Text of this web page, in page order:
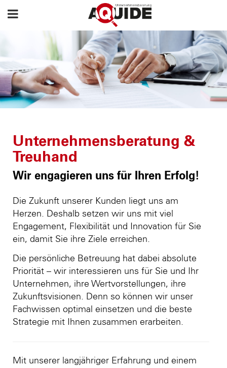
Unternehmensberatung &
Treuhand
Wir engagieren uns für Ihren Erfolg!
Die Zukunft unserer Kunden liegt uns am
Herzen. Deshalb setzen wir uns mit viel
Engagement, Flexibilität und Innovation für Sie
ein, damit Sie ihre Ziele erreichen.
Die persönliche Betreuung hat dabei absolute
Priorität – wir interessieren uns für Sie und Ihr
Unternehmen, ihre Wertvorstellungen, ihre
Zukunftsvisionen. Denn so können wir unser
Fachwissen optimal einsetzen und die beste
Strategie mit Ihnen zusammen erarbeiten.
Mit unserer langjähriger Erfahrung und einem